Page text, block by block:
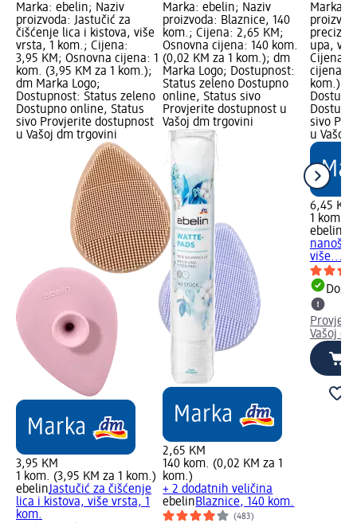
Marka: ebelin; Naziv
proizvoda: Jastučić za
čišćenje lica i kistova, više
vrsta, 1 kom.; Cijena:
3,95 KM; Osnovna cijena: 1
kom. (3,95 KM za 1 kom.);
dm Marka Logo;
Dostupnost: Status zeleno
Dostupno online, Status
sivo Provjerite dostupnost
u Vašoj dm trgovini
3,95 KM
1 kom. (3,95 KM za 1 kom.)
ebelinJastučić za čišćenje
lica i kistova, više vrsta, 1
kom.
Marka: ebelin; Naziv
proizvoda: Blaznice, 140
kom.; Cijena: 2,65 KM;
Osnovna cijena: 140 kom.
(0,02 KM za 1 kom.); dm
Marka Logo; Dostupnost:
Status zeleno Dostupno
online, Status sivo
Provjerite dostupnost u
Vašoj dm trgovini
2,65 KM
140 kom. (0,02 KM za 1
kom.)
+ 2 dodatnih veličina
ebelinBlaznice, 140 kom.
(483)
Marka:
upa,
Cijena:
cijena: 1
kom.);
sivo
u Vašoj
6,45 KM
1 kom.
ebelin
više...,
Vašoj